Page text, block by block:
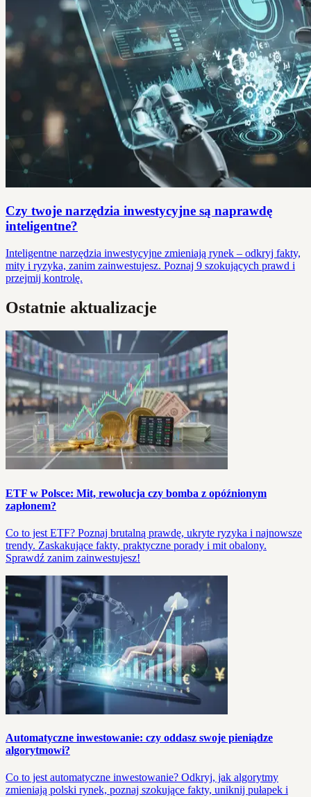
Czy twoje narzędzia inwestycyjne są naprawdę
inteligentne?
Inteligentne narzędzia inwestycyjne zmieniają rynek – odkryj fakty,
mity i ryzyka, zanim zainwestujesz. Poznaj 9 szokujących prawd i
przejmij kontrolę.
Ostatnie aktualizacje
ETF w Polsce: Mit, rewolucja czy bomba z opóźnionym
zapłonem?
Co to jest ETF? Poznaj brutalną prawdę, ukryte ryzyka i najnowsze
trendy. Zaskakujące fakty, praktyczne porady i mit obalony.
Sprawdź zanim zainwestujesz!
Automatyczne inwestowanie: czy oddasz swoje pieniądze
algorytmowi?
Co to jest automatyczne inwestowanie? Odkryj, jak algorytmy
zmieniają polski rynek, poznaj szokujące fakty, uniknij pułapek i